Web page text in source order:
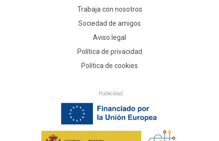
Trabaja con nosotros
Sociedad de amigos
Aviso legal
Política de privacidad
Política de cookies
Publicidad